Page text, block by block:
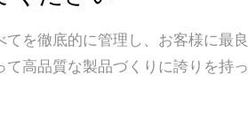
を徹底的に管理し、お客様に最良
高品質な製品づくりに誇りを持っ